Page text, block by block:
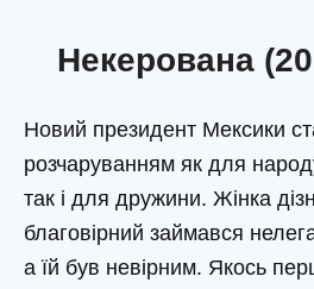
Некерована
Новий президент Мексики
розчаруванням як для
так і для дружини. Жінка
благовірний займався
а їй був невірним. Якось